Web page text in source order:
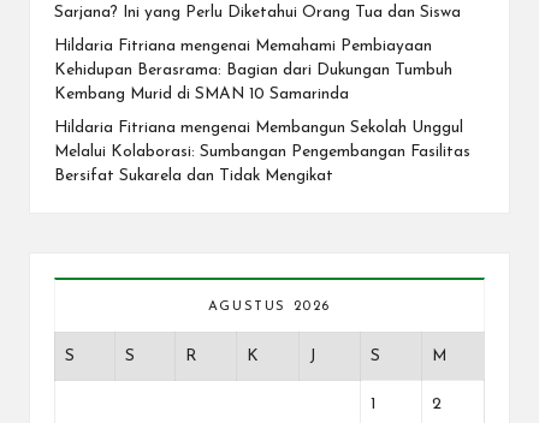
Sarjana? Ini yang Perlu Diketahui Orang Tua dan Siswa
Hildaria Fitriana mengenai
Memahami Pembiayaan
Kehidupan Berasrama: Bagian dari Dukungan Tumbuh
Kembang Murid di SMAN 10 Samarinda
Hildaria Fitriana mengenai
Membangun Sekolah Unggul
Melalui Kolaborasi: Sumbangan Pengembangan Fasilitas
Bersifat Sukarela dan Tidak Mengikat
AGUSTUS 2026
S S R K J S M
2